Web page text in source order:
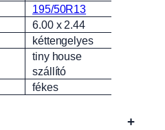
195/50R13
6.00 x 2.44
kéttengelyes
tiny house
szállító
fékes
+